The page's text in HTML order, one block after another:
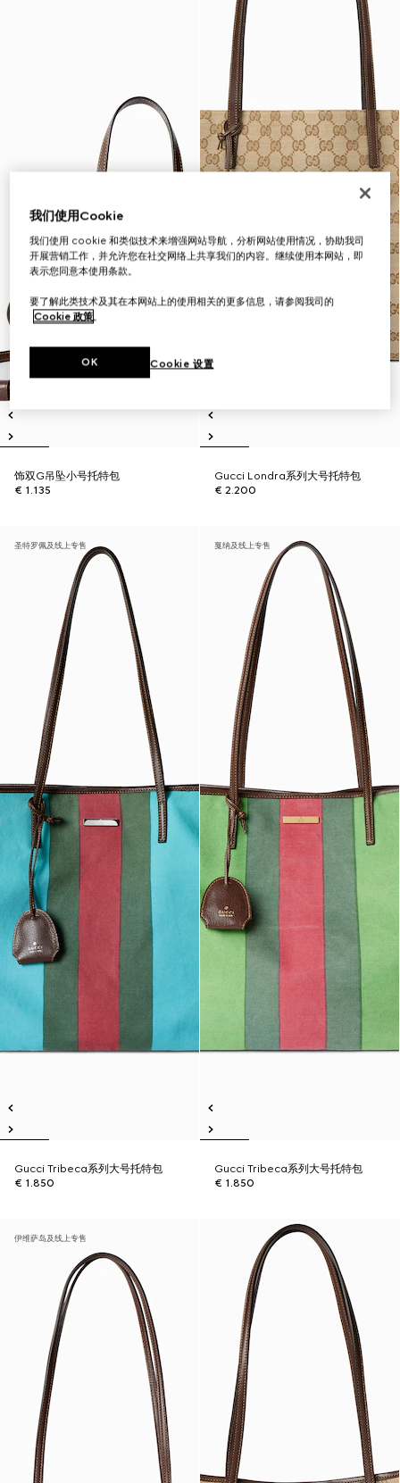
饰双G吊坠小号托特包
€ 1.135
Gucci Londra系列大号托特包
€ 2.200
圣特罗佩及线上专售
Gucci Tribeca系列大号托特包
€ 1.850
戛纳及线上专售
Gucci Tribeca系列大号托特包
€ 1.850
伊维萨岛及线上专售
我们使用Cookie
我们使用 cookie 和类似技术来增强网站导航，分析网站使用情况，协助我司
开展营销工作，并允许您在社交网络上共享我们的内容。继续使用本网站，即
表示您同意本使用条款。
要了解此类技术及其在本网站上的使用相关的更多信息，请参阅我司的
Cookie 政策。
Cookie 设置
OK